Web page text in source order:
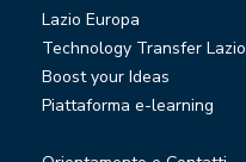
Lazio Europa
Technology Transfer Lazio
Boost your Ideas
Piattaforma e-learning